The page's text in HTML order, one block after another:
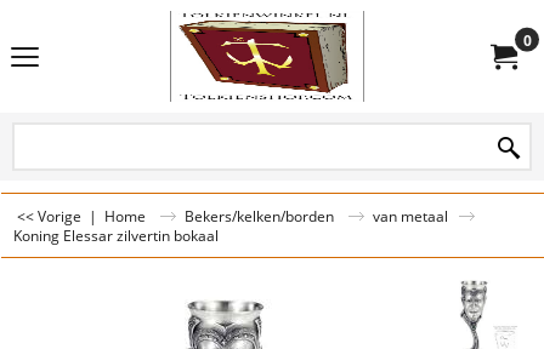
0
<< Vorige | Home Bekers/kelken/borden
van metaal
Koning Elessar zilvertin bokaal